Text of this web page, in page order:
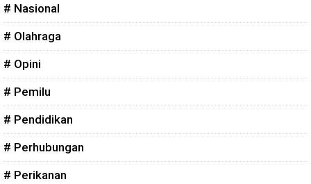
# Nasional
# Olahraga
# Opini
# Pemilu
# Pendidikan
# Perhubungan
# Perikanan